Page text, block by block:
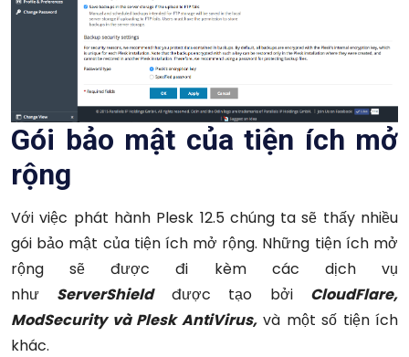
Gói bảo mật của tiện ích mở
rộng
Với việc phát hành Plesk 12.5 chúng ta sẽ thấy nhiều
gói bảo mật của tiện ích mở rộng. Những tiện ích mở
rộng sẽ được đi kèm các dịch vụ
như ServerShieldđược tạo bởi CloudFlare,
ModSecurity và Plesk AntiVirus,và một số tiện ích
khác.